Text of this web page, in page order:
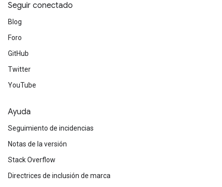
Seguir conectado
Blog
Foro
GitHub
Twitter
YouTube
Ayuda
Seguimiento de incidencias
Notas de la versión
Stack Overflow
Directrices de inclusión de marca